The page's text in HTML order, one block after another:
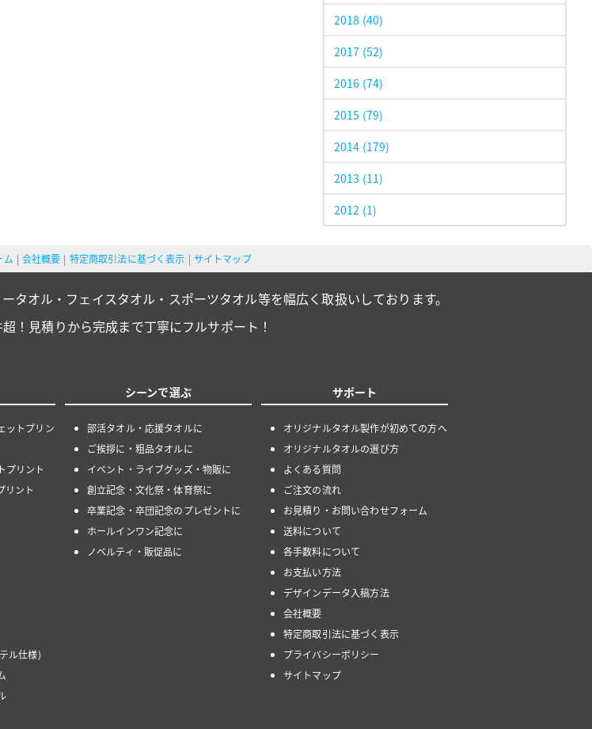
2018 (40)
2017 (52)
2016 (74)
2015 (79)
2014 (179)
2013 (11)
2012 (1)
ム 会社概要 特定商取引法に基づく表示 サイトマップ
タオル・フェイスタオル・スポーツタオル等を幅広く取扱いしております。
！見積りから完成まで丁寧にフルサポート！
ットプリン
プリント
リント
ル仕様)
シーンで選ぶ
部活タオル・応援タオルに
ご挨拶に・粗品タオルに
イベント・ライブグッズ・物販に
創立記念・文化祭・体育祭に
卒業記念・卒団記念のプレゼントに
ホールインワン記念に
ノベルティ・販促品に
サポート
オリジナルタオル製作が初めての方へ
オリジナルタオルの選び方
よくある質問
ご注文の流れ
お見積り・お問い合わせフォーム
送料について
各手数料について
お支払い方法
デザインデータ入稿方法
会社概要
特定商取引法に基づく表示
プライバシーポリシー
サイトマップ